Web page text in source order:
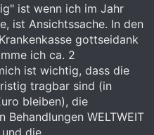
ist wenn ich im Jahr
ist Ansichtssache. In den
gottseidank
ich ca. 2
ist wichtig, dass die
tragbar sind (in
bleiben), die
Behandlungen WELTWEIT
die